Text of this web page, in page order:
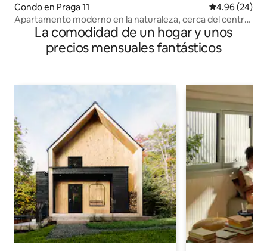
Condo en Praga 11 Calificación
4.96 (24)
Apartamento moderno en la naturaleza, cerca del centro
de PragaLa comodidad de un hogar y unos
precios mensuales fantásticos